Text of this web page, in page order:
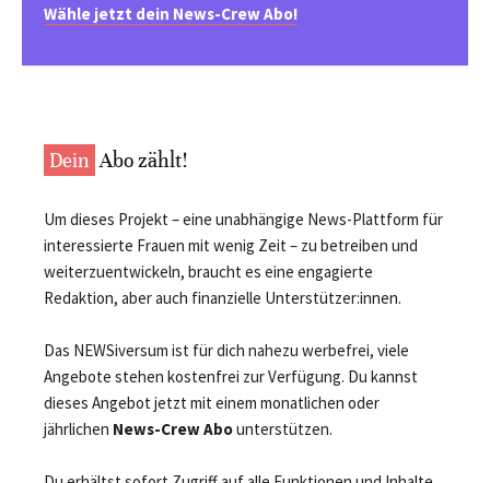
Wähle jetzt dein News-Crew Abo!
Dein Abo zählt!
Um dieses Projekt – eine unabhängige News-Plattform für
interessierte Frauen mit wenig Zeit – zu betreiben und
weiterzuentwickeln, braucht es eine engagierte
Redaktion, aber auch finanzielle Unterstützer:innen.
Das NEWSiversum ist für dich nahezu werbefrei, viele
Angebote stehen kostenfrei zur Verfügung. Du kannst
dieses Angebot jetzt mit einem monatlichen oder
jährlichen News-Crew Abounterstützen.